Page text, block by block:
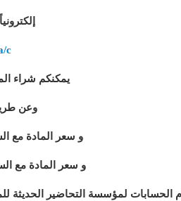
c
يمكنكم شراء
وعن طريق
و سعر المادة مع
و سعر المادة مع السي
الحسابات لمؤسسة التحاضير الحديثة